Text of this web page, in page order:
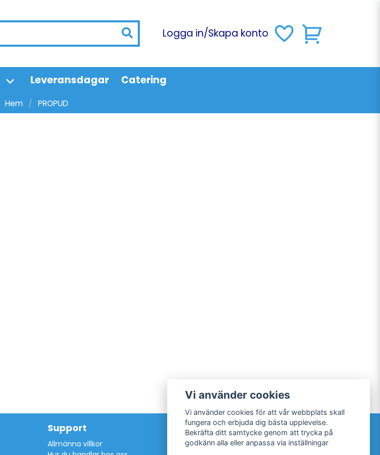
Logga in/Skapa konto
Leveransdagar Catering
Hem PROPUD
Support
Allmänna villkor
Sociala medier
Facebook
Vi använder cookies
Vi använder cookies för att vår webbplats skall
fungera och erbjuda dig bästa upplevelse.
Bekräfta ditt samtycke genom att trycka på
godkänn alla eller anpassa via inställningar